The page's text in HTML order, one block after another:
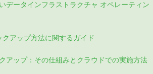
データインフラストラクチャ オペレーティン
クアップ方法に関するガイド
アップ：その仕組みとクラウドでの実施方法